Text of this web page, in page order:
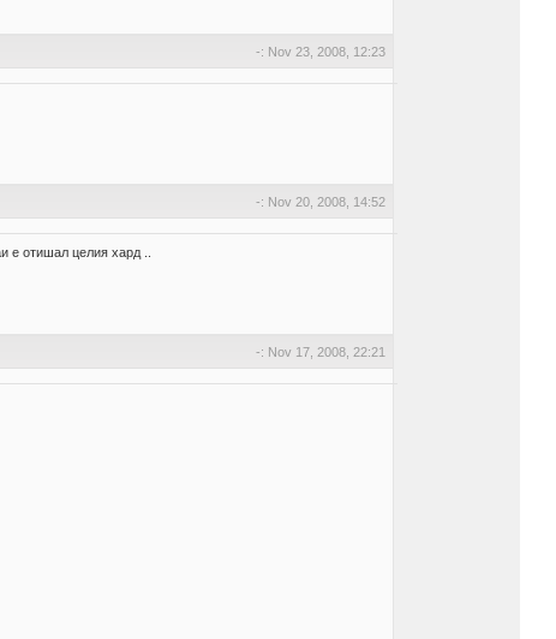
-: Nov 23, 2008, 12:23
-: Nov 20, 2008, 14:52
е отишал целия хард ..
-: Nov 17, 2008, 22:21